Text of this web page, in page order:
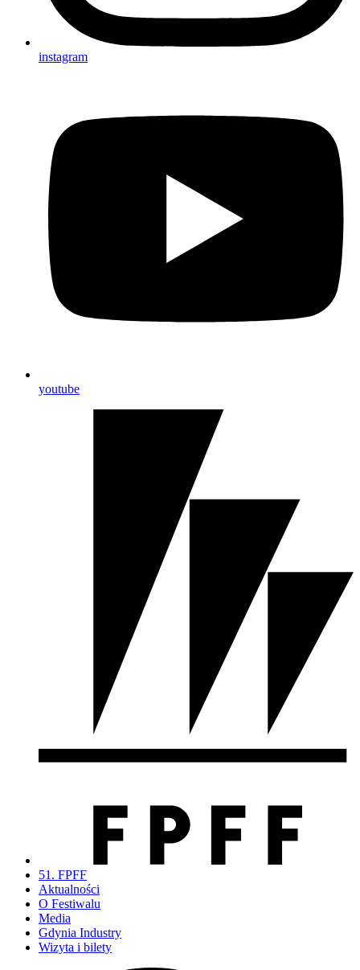
instagram
youtube
51. FPFF
Aktualności
O Festiwalu
Media
Gdynia Industry
Wizyta i bilety